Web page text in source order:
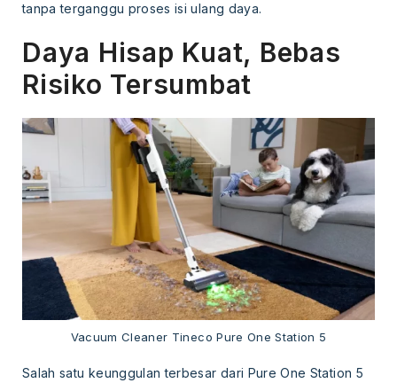
tanpa terganggu proses isi ulang daya.
Daya Hisap Kuat, Bebas
Risiko Tersumbat
Vacuum Cleaner Tineco Pure One Station 5
Salah satu keunggulan terbesar dari Pure One Station 5